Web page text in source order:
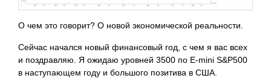
О чем это говорит? О новой экономической реальности.
Сейчас начался новый финансовый год, с чем я вас всех
и поздравляю. Я ожидаю уровней 3500 по E-mini S&P500
в наступающем году и большого позитива в США.